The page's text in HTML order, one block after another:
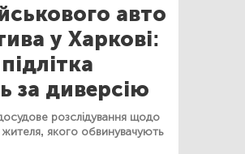
авто
у Харкові:
за диверсію
розслідування щодо
якого обвинувачують